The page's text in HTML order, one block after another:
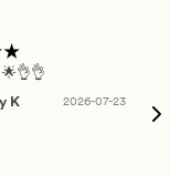
K
2026-07-23